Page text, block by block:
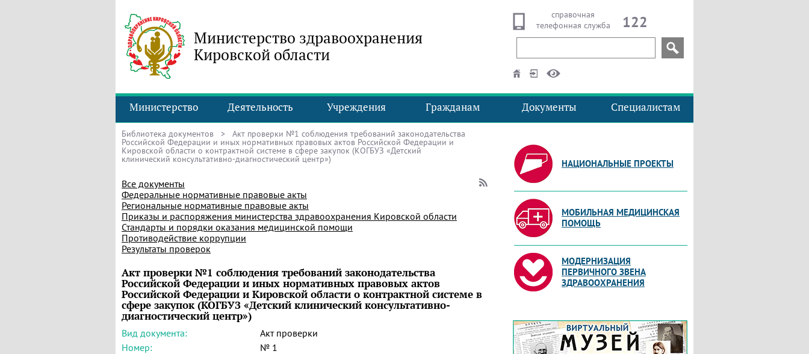
Министерство здравоохранения
Кировской области
справочная
телефонная служба
122
Министерство Деятельность Учреждения Гражданам Документы Специалистам
Библиотека документов > Акт проверки №1 соблюдения требований законодательства
Российской Федерации и иных нормативных правовых актов Российской Федерации и
Кировской области о контрактной системе в сфере закупок (КОГБУЗ «Детский
клинический консультативно-диагностический центр»)
Все документы
Федеральные нормативные правовые акты
Региональные нормативные правовые акты
Приказы и распоряжения министерства здравоохранения Кировской области
Стандарты и порядки оказания медицинской помощи
Противодействие коррупции
Результаты проверок
Акт проверки №1 соблюдения требований законодательства
Российской Федерации и иных нормативных правовых актов
Российской Федерации и Кировской области о контрактной системе в
сфере закупок (КОГБУЗ «Детский клинический консультативно-
диагностический центр»)
Вид документа:
Акт проверки
Номер:
№ 1
НАЦИОНАЛЬНЫЕ ПРОЕКТЫ
МОБИЛЬНАЯ МЕДИЦИНСКАЯ
ПОМОЩЬ
МОДЕРНИЗАЦИЯ
ПЕРВИЧНОГО ЗВЕНА
ЗДРАВООХРАНЕНИЯ